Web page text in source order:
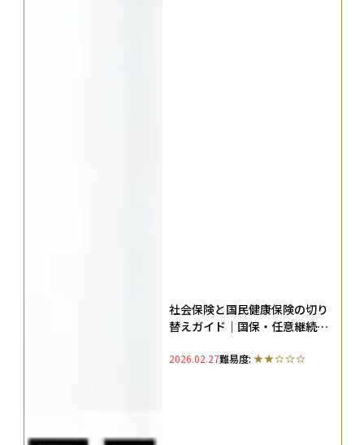
社会保険と国民健康保険の切り
替えガイド｜国保・任意継続・
順を解説
2026.02.27難易度: